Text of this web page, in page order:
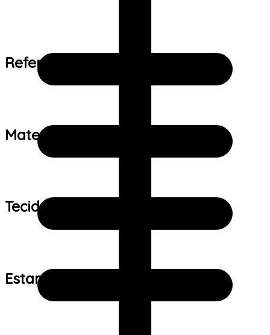
Referência de tamanho:
Material:
Tecido:
Estampa: